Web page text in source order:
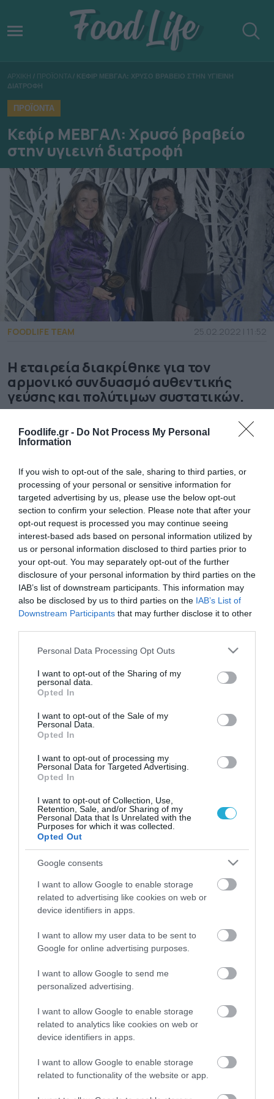
Foodlife.gr - Do Not Process My Personal
Information
If you wish to opt-out of the sale, sharing to third parties, or
processing of your personal or sensitive information for
targeted advertising by us, please use the below opt-out
section to confirm your selection. Please note that after your
opt-out request is processed you may continue seeing
interest-based ads based on personal information utilized by
us or personal information disclosed to third parties prior to
your opt-out. You may separately opt-out of the further
disclosure of your personal information by third parties on the
IAB’s list of downstream participants. This information may
also be disclosed by us to third parties on the IAB’s List of
Downstream Participants that may further disclose it to other
Please note that this website/app uses one or more Google
not limited to your visit or usage behaviour. You may click to
grant or deny consent to Google and its third-party tags to
use your data for below specified purposes in below Google
consent section.
Personal Data Processing Opt Outs
I want to opt-out of the Sharing of my
personal data.
Opted In
I want to opt-out of the Sale of my
Personal Data.
Opted In
I want to opt-out of processing my
Personal Data for Targeted Advertising.
Opted In
I want to opt-out of Collection, Use,
Retention, Sale, and/or Sharing of my
Personal Data that Is Unrelated with the
Purposes for which it was collected.
Opted Out
Google consents
I want to allow Google to enable storage
related to advertising like cookies on web or
device identifiers in apps.
I want to allow my user data to be sent to
Google for online advertising purposes.
I want to allow Google to send me
personalized advertising.
I want to allow Google to enable storage
related to analytics like cookies on web or
device identifiers in apps.
I want to allow Google to enable storage
related to functionality of the website or app.
ΑΡΧΙΚΗ / ΠΡΟΪΟΝΤΑ / ΚΕΦΙΡ ΜΕΒΓΑΛ: ΧΡΥΣΟ ΒΡΑΒΕΙΟ ΣΤΗΝ ΥΓΙΕΙΝΗ
ΔΙΑΤΡΟΦΗ
ΠΡΟΪΟΝΤΑ
Κεφίρ ΜΕΒΓΑΛ: Χρυσό βραβείο
στην υγιεινή διατροφή
FOODLIFE TEAM 25.02.2022 | 11:52
Η εταιρεία διακρίθηκε για τον
αρμονικό συνδυασμό αυθεντικής
γεύσης και πολύτιμων συστατικών.
διακρίθηκαν τα Κεφίρ της ΜΕΒΓΑΛ στα
Healthy Diet Awards 2022. Πρόκειται για ένα
θεσμό που διοργανώνεται για 3ησυνεχόμενη
χρονιά από την BOUSSIAS και έχει στόχο να
αναδεικνύει την αριστεία και καινοτομία σε
προϊόντα και υπηρεσίες που προάγουν την
υγιεινή και ισορροπημένη διατροφή.
Η προϊοντική ομάδα Κεφίρ της ΜΕΒΓΑΛ είναι
ηγέτης στην ελληνική αγορά ροφημάτων
ευεξίας, καθώς έχει πετύχει έναν αρμονικό
πολύτιμων συστατικών, που είναι
Κεφίρ ΜΕΒΓΑΛ κυκλοφορούν σε διαφορετικές
Λευκό με φυσική γεύση
Κεφίρ με γεύση φράουλα Φράουλα
Κεφίρ Ροδάκινο χωρίς λακτόζη, μία ακόμη
καινοτομία της εταιρίας στην κατηγορία,
καθώς είναι η μοναδική εταιρεία που
προσφέρει lactose free επιλογή στο Κεφίρ
και μάλιστα σε δροσιστική γεύση φρούτου.
Πρόσφατα η ΜΕΒΓΑΛ κυκλοφόρησε το
Κατσικίσιο Κεφίρ, από 100% ελληνικό
κατσικίσιο γάλα, που προέρχεται από
κατσίκες ελευθέρας βοσκής. Πέρα από την
πλούσια γεύση, η ιδιαιτερότητα βρίσκεται
που συστήνεται για ένα γρήγορο μεν αλλά
χορταστικό και υγιεινό σνακ.
Η παραγωγή προϊόντων υψηλής ποιότητας
που προσδίδουν υπεραξία στη διατροφή μας